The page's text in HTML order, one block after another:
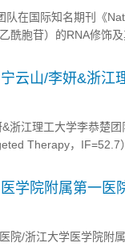
队在国际知名期刊《
酰胞苷）的RNA修饰
开发针对老年性结肠
云山/李妍&浙江
实验室突破到临
浙江理工大学李恭楚
Therapy，
学院附属第一医
院/浙江大学医学院附